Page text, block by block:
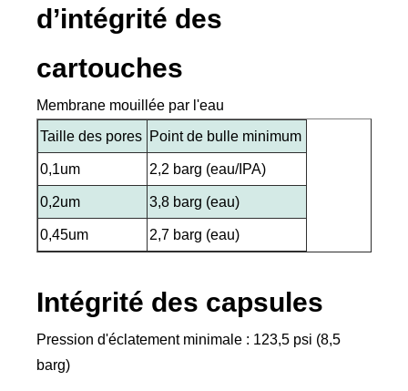
d’intégrité des
cartouches
Membrane mouillée par l'eau
Taille des pores Point de bulle minimum
0,1um 2,2 barg (eau/IPA)
0,2um 3,8 barg (eau)
0,45um 2,7 barg (eau)
Intégrité des capsules
Pression d'éclatement minimale : 123,5 psi (8,5
barg)